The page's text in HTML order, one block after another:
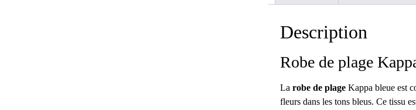
Description
Robe de plage
La robe de plageKappa bleue est
fleurs dans les tons bleus. Ce tissu